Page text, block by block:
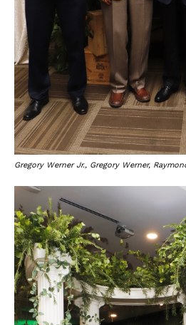
Gregory Werner Jr., Gregory Werner,